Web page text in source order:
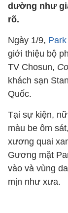
dường như
rõ.
Ngày 1/9,
giới thiệu bộ
TV Chosun,
khách sạn
Quốc.
Tại sự kiện,
màu be ôm
xương quai
Gương mặt
vào và vùng
mịn như xưa.